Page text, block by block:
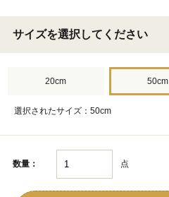
サイズを選択してください
20cm 50cm
選択されたサイズ：50cm
数量： 点